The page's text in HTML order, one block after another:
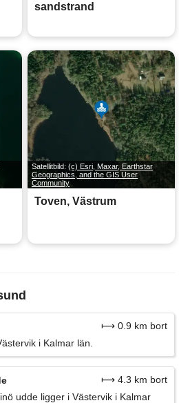
sandstrand
Satellitbild: (c) Esri, Maxar, Earthstar
Geographics, and the GIS User
Community
Toven, Västrum
⟼ 0.9 km bort
i Kalmar län.
⟼ 4.3 km bort
udde ligger i Västervik i Kalmar